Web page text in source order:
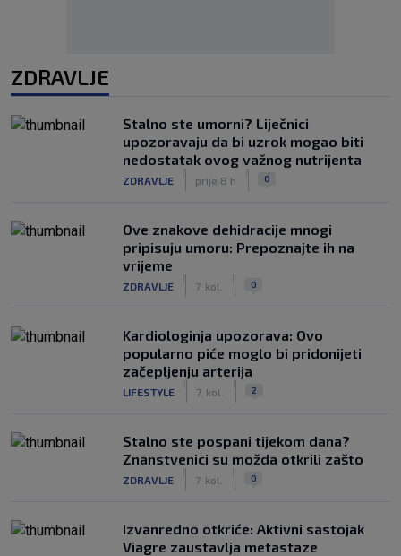
ZDRAVLJE
Stalno ste umorni? Liječnici
upozoravaju da bi uzrok mogao biti
nedostatak ovog važnog nutrijenta
ZDRAVLJE prije 8 h 0
Ove znakove dehidracije mnogi
pripisuju umoru: Prepoznajte ih na
vrijeme
ZDRAVLJE 7. kol. 0
Kardiologinja upozorava: Ovo
popularno piće moglo bi pridonijeti
začepljenju arterija
LIFESTYLE 7. kol. 2
Stalno ste pospani tijekom dana?
Znanstvenici su možda otkrili zašto
ZDRAVLJE 7. kol. 0
Izvanredno otkriće: Aktivni sastojak
Viagre zaustavlja metastaze